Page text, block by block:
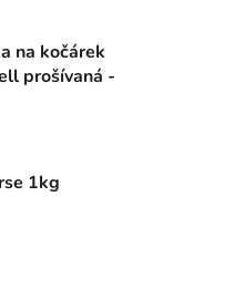
na kočárek
prošívaná -
1kg